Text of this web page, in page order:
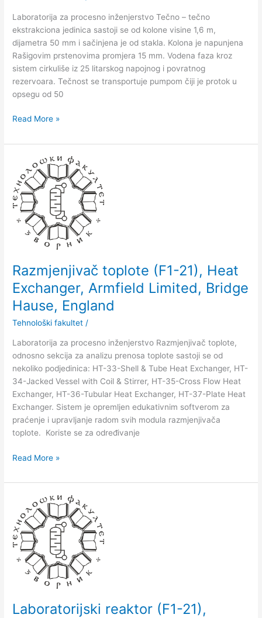
Laboratorija za procesno inženjerstvo Tečno – tečno
ekstrakciona jedinica sastoji se od kolone visine 1,6 m,
dijametra 50 mm i sačinjena je od stakla. Kolona je napunjena
Rašigovim prstenovima promjera 15 mm. Vodena faza kroz
sistem cirkuliše iz 25 litarskog napojnog i povratnog
rezervoara. Tečnost se transportuje pumpom čiji je protok u
opsegu od 50
Read More »
Razmјenjivač toplote (F1-21), Heat
Exchanger, Armfield Limited, Bridge
Hause, England
Tehnološki fakultet /
Laboratorija za procesno inženjerstvo Razmјenjivač toplote,
odnosno sekcija za analizu prenosa toplote sastoji se od
nekoliko podjedinica: HT-33-Shell & Tube Heat Exchanger, HT-
34-Jacked Vessel with Coil & Stirrer, HT-35-Cross Flow Heat
Exchanger, HT-36-Tubular Heat Exchanger, HT-37-Plate Heat
Exchanger. Sistem je opremljen edukativnim softverom za
praćenje i upravljanje radom svih modula razmјenjivača
toplote. Koriste se za određivanje
Razmјenjivač
toplote
(F1-
21),
Heat
Exchanger,
Armfield
Bridge
Hause,
England
Read More »
Laboratorijski reaktor (F1-21),
Laboratorijski
reaktor
(F1-
21),
Laboratory
Reactor,
GmbH,